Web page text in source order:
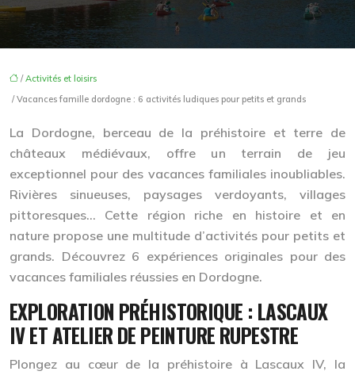
/Activités et loisirs
/ Vacances famille dordogne : 6 activités ludiques pour petits et grands
La Dordogne, berceau de la préhistoire et terre de
châteaux médiévaux, offre un terrain de jeu
exceptionnel pour des vacances familiales inoubliables.
Rivières sinueuses, paysages verdoyants, villages
pittoresques… Cette région riche en histoire et en
nature propose une multitude d’activités pour petits et
grands. Découvrez 6 expériences originales pour des
vacances familiales réussies en Dordogne.
EXPLORATION PRÉHISTORIQUE : LASCAUX
IV ET ATELIER DE PEINTURE RUPESTRE
Plongez au cœur de la préhistoire à Lascaux IV, la